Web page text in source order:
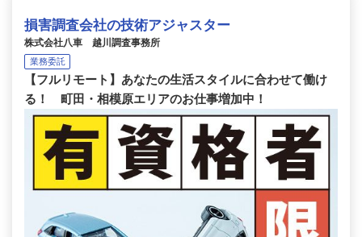
損害調査会社の技術アジャスター
株式会社八車 越川調査事務所
業務委託
【フルリモート】あなたの生活スタイルに合わせて働け
る！ 町田・相模原エリアのお仕事増加中！